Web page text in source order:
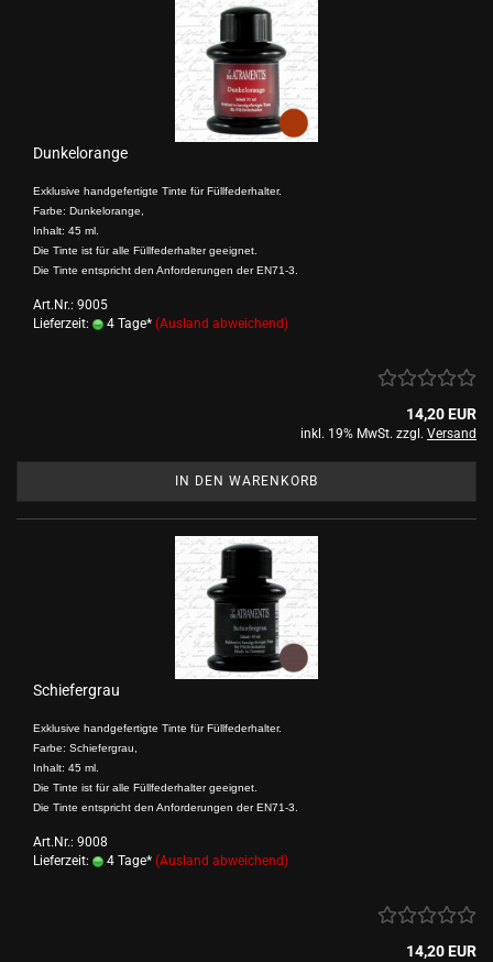
Dunkelorange
Exklusive handgefertigte Tinte für Füllfederhalter.
Farbe: Dunkelorange,
Inhalt: 45 ml.
Die Tinte ist für alle Füllfederhalter geeignet.
Die Tinte entspricht den Anforderungen der EN71-3.
Art.Nr.: 9005
Lieferzeit:
4 Tage* (Ausland abweichend)
14,20 EUR
inkl. 19% MwSt. zzgl. Versand
IN DEN WARENKORB
Schiefergrau
Exklusive handgefertigte Tinte für Füllfederhalter.
Farbe: Schiefergrau,
Inhalt: 45 ml.
Die Tinte ist für alle Füllfederhalter geeignet.
Die Tinte entspricht den Anforderungen der EN71-3.
Art.Nr.: 9008
Lieferzeit:
4 Tage* (Ausland abweichend)
14,20 EUR